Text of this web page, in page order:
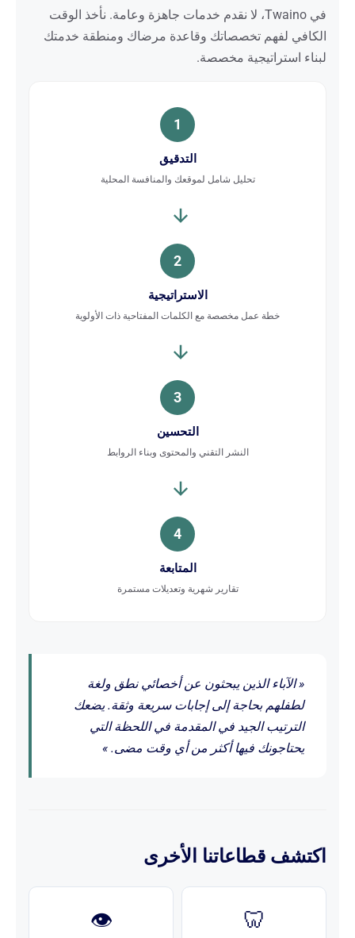
في Twaino، لا نقدم خدمات جاهزة وعامة. نأخذ الوقت
الكافي لفهم تخصصاتك وقاعدة مرضاك ومنطقة خدمتك
لبناء استراتيجية مخصصة.
1
التدقيق
تحليل شامل لموقعك والمنافسة المحلية
2
الاستراتيجية
خطة عمل مخصصة مع الكلمات المفتاحية ذات الأولوية
3
التحسين
النشر التقني والمحتوى وبناء الروابط
4
المتابعة
تقارير شهرية وتعديلات مستمرة
« الآباء الذين يبحثون عن أخصائي نطق ولغة
لطفلهم بحاجة إلى إجابات سريعة وثقة. يضعك
الترتيب الجيد في المقدمة في اللحظة التي
يحتاجونك فيها أكثر من أي وقت مضى. »
اكتشف قطاعاتنا الأخرى
🦷
👁️